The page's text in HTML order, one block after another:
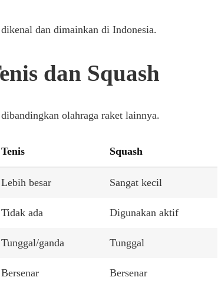
dan dimainkan di Indonesia.
dan Squash
olahraga raket lainnya.
Tenis Squash
Lebih besar Sangat kecil
Tidak ada Digunakan aktif
Tunggal/ganda Tunggal
Bersenar Bersenar